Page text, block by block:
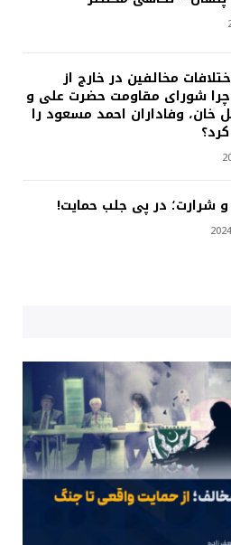
مخالفین در خارج از
شورای مقاومت حضرت علی و
خان، وفاداران احمد مسعود را
شرارت؛ در پی جلب حمایت!